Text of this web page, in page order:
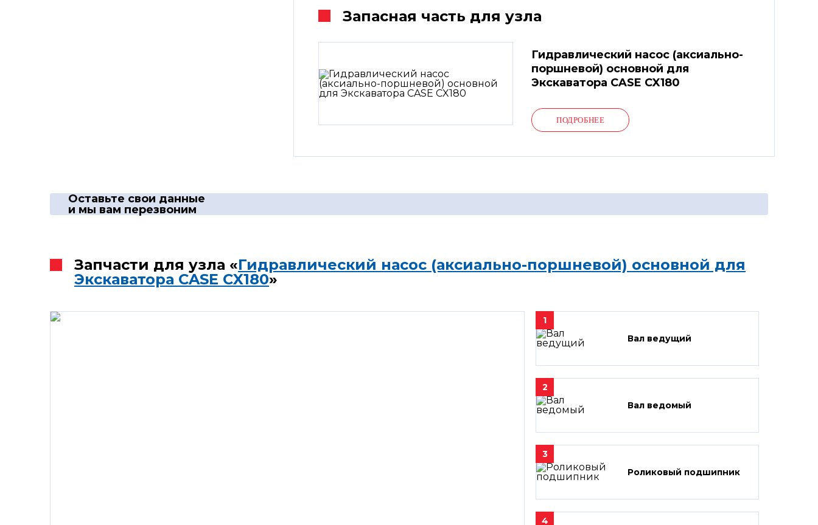
Запасная часть для узла
Гидравлический насос (аксиально-
поршневой) основной для
Экскаватора CASE CX180
ПОДРОБНЕЕ
Оставьте свои данные
и мы вам перезвоним
Запчасти для узла «Гидравлический насос (аксиально-поршневой) основной для
Экскаватора CASE CX180»
1
Вал ведущий
2
Вал ведомый
3
Роликовый подшипник
4